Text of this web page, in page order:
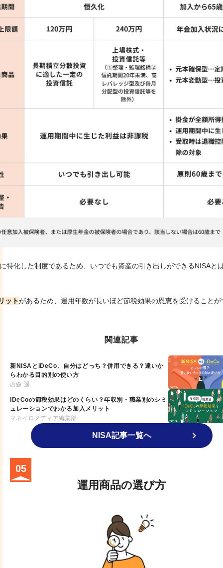
特化した制度であるため、いつでも資産の引き出しができるNISAと
ットがあるため、運用年数が長いほど節税効果の恩恵を受けること
関連記事
新NISAとiDeCo、自分はどっち？併用できる？違いか
らわかる目的別の使い方
西森 遥
iDeCoの節税効果はどのくらい？年収別・職業別のシミ
ュレーションでわかる加入メリット
マネイロメディア編集部
NISA記事一覧へ
05
運用商品の選び方